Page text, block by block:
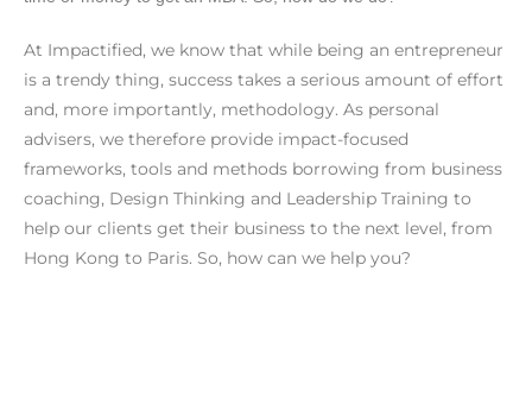
At Impactified, we know that while being an entrepreneur
is a trendy thing, success takes a serious amount of effort
and, more importantly, methodology. As personal
advisers, we therefore provide impact-focused
frameworks, tools and methods borrowing from business
coaching, Design Thinking and Leadership Training to
help our clients get their business to the next level, from
Hong Kong to Paris. So, how can we help you?